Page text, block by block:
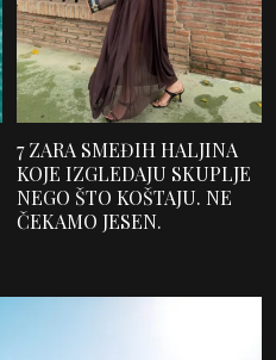
7 ZARA SMEĐIH HALJINA
KOJE IZGLEDAJU SKUPLJE
NEGO ŠTO KOŠTAJU. NE
ČEKAMO JESEN.